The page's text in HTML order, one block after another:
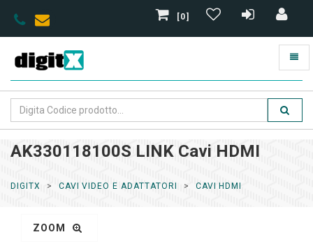
[0]
AK330118100S LINK Cavi HDMI
DIGITX CAVI VIDEO E ADATTATORI CAVI HDMI
ZOOM